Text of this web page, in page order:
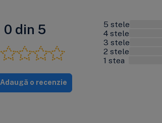
0 din 5
Adaugă o recenzie
5 stele
4 stele
3 stele
2 stele
1 stea